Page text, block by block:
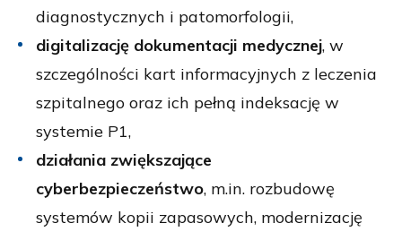
diagnostycznych i patomorfologii,
digitalizację dokumentacji medycznej, w
szczególności kart informacyjnych z leczenia
szpitalnego oraz ich pełną indeksację w
systemie P1,
działania zwiększające
cyberbezpieczeństwo, m.in. rozbudowę
systemów kopii zapasowych, modernizację